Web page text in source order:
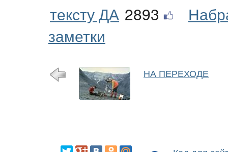
тексту ДА 2893
заметки
НА ПЕРЕХОДЕ